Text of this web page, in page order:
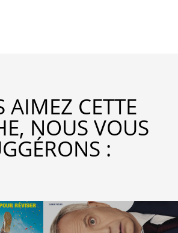
AIMEZ CETTE
NOUS VOUS
: